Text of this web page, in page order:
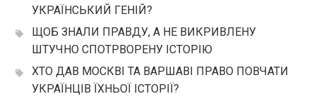
УКРАЇНСЬКИЙ ГЕНІЙ?
ЩОБ ЗНАЛИ ПРАВДУ, А НЕ ВИКРИВЛЕНУ
ШТУЧНО СПОТРВОРЕНУ ІСТОРІЮ
ХТО ДАВ МОСКВІ ТА ВАРШАВІ ПРАВО ПОВЧАТИ
УКРАЇНЦІВ ЇХНЬОЇ ІСТОРІЇ?